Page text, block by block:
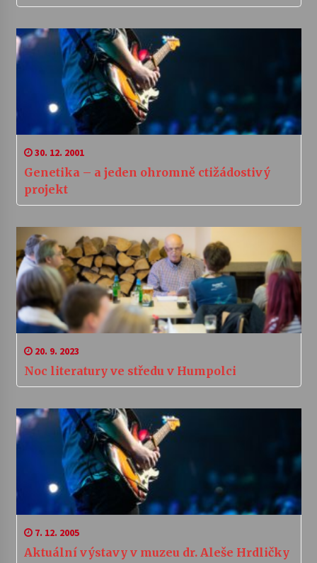
30. 12. 2001
Genetika – a jeden ohromně ctižádostivý
projekt
20. 9. 2023
Noc literatury ve středu v Humpolci
7. 12. 2005
Aktuální výstavy v muzeu dr. Aleše Hrdličky